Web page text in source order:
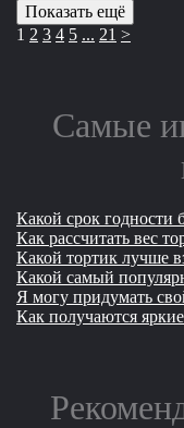
Показать ещё
1 2 3 4 5 ... 21 >
Самые
Какой срок годности
Как рассчитать вес
Какой тортик лучше
Какой самый
Я могу придумать
Как получаются